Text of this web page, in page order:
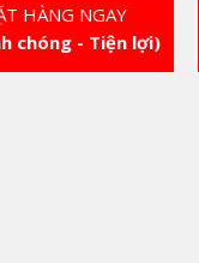
HÀNG NGAY
chóng - Tiện lợi)